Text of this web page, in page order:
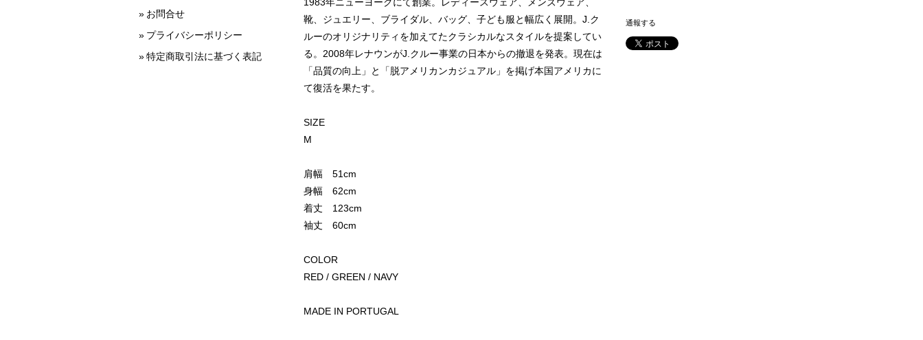
靴、ジュエリー、ブライダル、バッグ、子ども服と幅広く展開。J.ク
ルーのオリジナリティを加えてたクラシカルなスタイルを提案してい
る。2008年レナウンがJ.クルー事業の日本からの撤退を発表。現在は
「品質の向上」と「脱アメリカンカジュアル」を掲げ本国アメリカに
て復活を果たす。
SIZE
M
肩幅 51cm
身幅 62cm
着丈 123cm
袖丈 60cm
COLOR
RED / GREEN / NAVY
MADE IN PORTUGAL
通報する
お問合せ
プライバシーポリシー
特定商取引法に基づく表記